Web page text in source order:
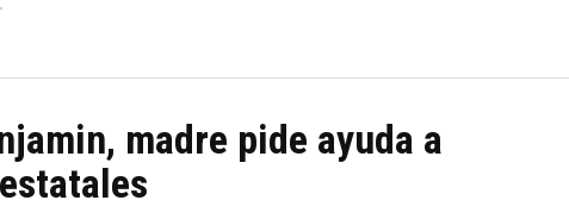
madre pide ayuda a